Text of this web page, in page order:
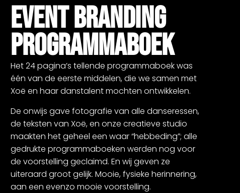
EVENT BRANDING
PROGRAMMABOEK
Het 24 pagina’s tellende programmaboek was
één van de eerste middelen, die we samen met
Xoë en haar danstalent mochten ontwikkelen.
De onwijs gave fotografie van alle danseressen,
de teksten van Xoë, en onze creatieve studio
maakten het geheel een waar “hebbeding”; alle
gedrukte programmaboeken werden nog voor
de voorstelling geclaimd. En wij geven ze
uiteraard groot gelijk. Mooie, fysieke herinnering,
aan een evenzo mooie voorstelling.